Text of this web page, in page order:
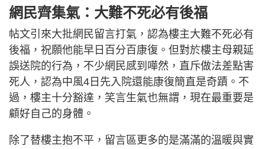
網民齊集氣：大難不死必有後福
帖文引來大批網民留言打氣，認為樓主大難不死必有
後福，祝願他能早日百分百康復。但對於樓主母親延
誤送院的行為，不少網民感到嘩然，直斥做法差點害
死人，認為中風4日先入院還能康復簡直是奇蹟。不
過，樓主十分豁達，笑言生氣也無謂，現在最重要是
顧好自己的身體。
除了替樓主抱不平，留言區更多的是滿滿的溫暖與實